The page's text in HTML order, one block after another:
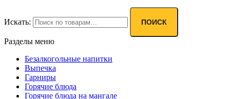
Искать: ПОИСК
Разделы меню
Безалкогольные напитки
Выпечка
Гарниры
Горячие блюда
Горячие блюда на мангале